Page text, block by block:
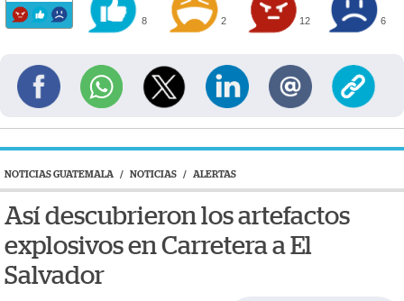
8 2 12 6
NOTICIAS GUATEMALA / NOTICIAS / ALERTAS
Así descubrieron los artefactos
explosivos en Carretera a El
Salvador